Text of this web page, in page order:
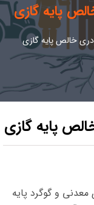
پایه گازی
خالص پایه گازی
پایه گازی
معدنی و گوگرد پایه